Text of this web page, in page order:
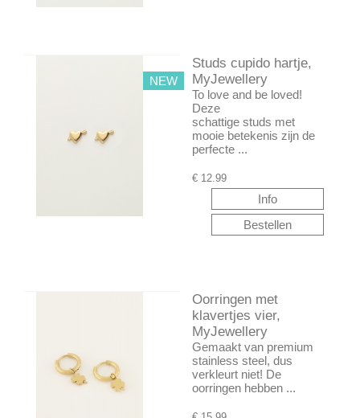
NEW
Studs cupido hartje,
MyJewellery
To love and be loved!
Deze
schattige studs met
mooie betekenis zijn de
perfecte ...
€ 12.99
Oorringen met
klavertjes vier,
MyJewellery
Gemaakt van premium
stainless steel, dus
verkleurt niet! De
oorringen hebben ...